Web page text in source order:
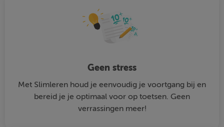
Geen stress
Met Slimleren houd je eenvoudig je voortgang bij en
bereid je je optimaal voor op toetsen. Geen
verrassingen meer!